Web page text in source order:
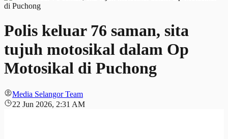
Polis keluar 76 saman, sita
tujuh motosikal dalam Op
Motosikal di Puchong
Media Selangor Team
22 Jun 2026, 2:31 AM